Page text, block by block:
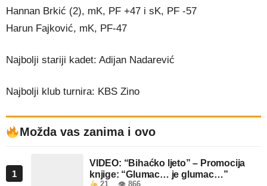
Hannan Brkić (2), mK, PF +47 i sK, PF -57
Harun Fajković, mK, PF-47
Najbolji stariji kadet: Adijan Nadarević
Najbolji klub turnira: KBS Zino
Možda vas zanima i ovo
1
VIDEO: “Bihaćko ljeto” – Promocija
knjige: “Glumac… je glumac…”